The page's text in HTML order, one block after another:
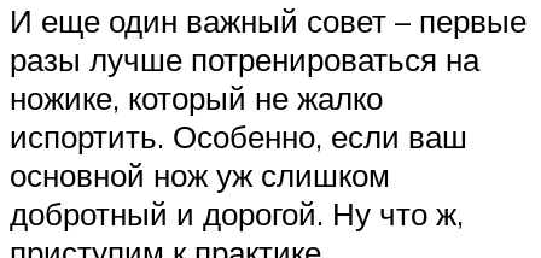
И еще один важный совет – первые
разы лучше потренироваться на
ножике, который не жалко
испортить. Особенно, если ваш
основной нож уж слишком
добротный и дорогой. Ну что ж,